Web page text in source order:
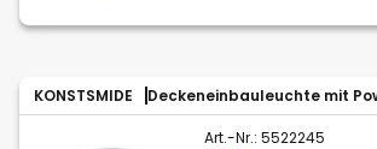
KONSTSMIDE Deckeneinbauleuchte mit
Art.-Nr.: 5522245